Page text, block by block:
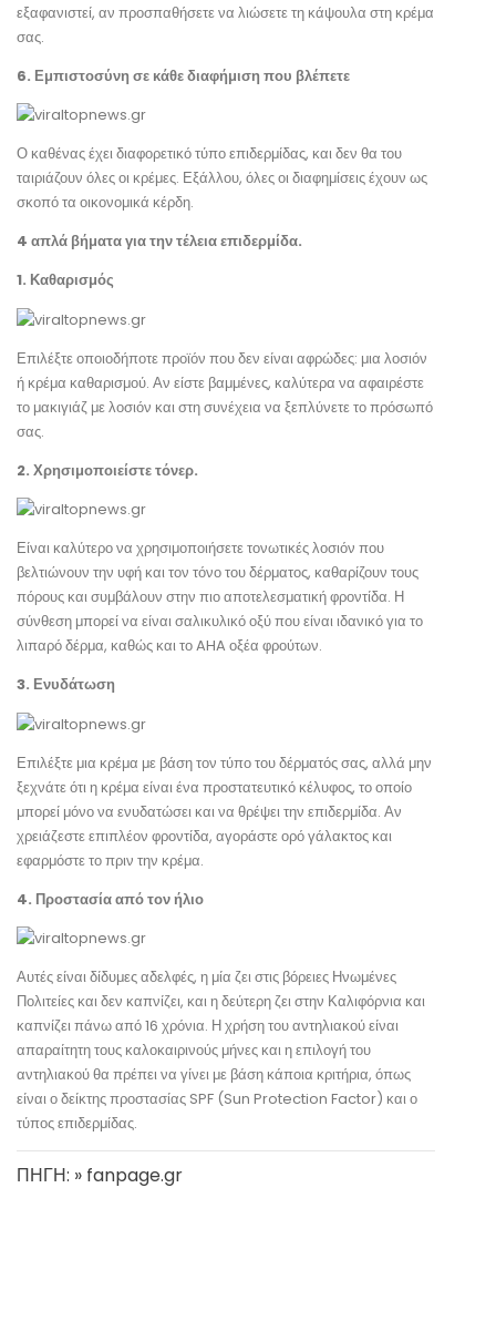
εξαφανιστεί, αν προσπαθήσετε να λιώσετε τη κάψουλα στη κρέμα
σας.
6. Εμπιστοσύνη σε κάθε διαφήμιση που βλέπετε
Ο καθένας έχει διαφορετικό τύπο επιδερμίδας, και δεν θα του
ταιριάζουν όλες οι κρέμες. Εξάλλου, όλες οι διαφημίσεις έχουν ως
σκοπό τα οικονομικά κέρδη.
4 απλά βήματα για την τέλεια επιδερμίδα.
1. Καθαρισμός
Επιλέξτε οποιοδήποτε προϊόν που δεν είναι αφρώδες: μια λοσιόν
ή κρέμα καθαρισμού. Αν είστε βαμμένες, καλύτερα να αφαιρέστε
το μακιγιάζ με λοσιόν και στη συνέχεια να ξεπλύνετε το πρόσωπό
σας.
2. Χρησιμοποιείστε τόνερ.
Είναι καλύτερο να χρησιμοποιήσετε τονωτικές λοσιόν που
βελτιώνουν την υφή και τον τόνο του δέρματος, καθαρίζουν τους
πόρους και συμβάλουν στην πιο αποτελεσματική φροντίδα. Η
σύνθεση μπορεί να είναι σαλικυλικό οξύ που είναι ιδανικό για το
λιπαρό δέρμα, καθώς και το AHA οξέα φρούτων.
3. Ενυδάτωση
Επιλέξτε μια κρέμα με βάση τον τύπο του δέρματός σας, αλλά μην
ξεχνάτε ότι η κρέμα είναι ένα προστατευτικό κέλυφος, το οποίο
μπορεί μόνο να ενυδατώσει και να θρέψει την επιδερμίδα. Αν
χρειάζεστε επιπλέον φροντίδα, αγοράστε ορό γάλακτος και
εφαρμόστε το πριν την κρέμα.
4. Προστασία από τον ήλιο
Αυτές είναι δίδυμες αδελφές, η μία ζει στις βόρειες Ηνωμένες
Πολιτείες και δεν καπνίζει, και η δεύτερη ζει στην Καλιφόρνια και
καπνίζει πάνω από 16 χρόνια. Η χρήση του αντηλιακού είναι
απαραίτητη τους καλοκαιρινούς μήνες και η επιλογή του
αντηλιακού θα πρέπει να γίνει με βάση κάποια κριτήρια, όπως
είναι ο δείκτης προστασίας SPF (Sun Protection Factor) και ο
τύπος επιδερμίδας.
ΠΗΓΗ: » fanpage.gr